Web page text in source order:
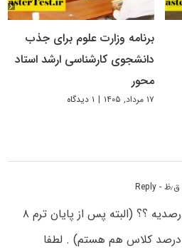
برنامه وزارت علوم برای جذب
دانشجوی کارشناسی ارشد استاد
محور
۱۷ مرداد, ۱۴۰۵ | ۱ دیدگاه
- Reply
دوستان عزیز این نتایج ۱۰۰ درصدیه ؟؟ (البته پس از پایان ترم ۸
هنوز معدلم بالا ۱۶ و جزو ۱۵ درصد کلاس هم هستم) . لطفا